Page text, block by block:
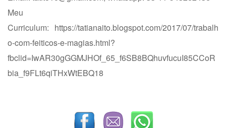
Meu
Curriculum: https://tatianaito.blogspot.com/2017/07/trabalh
o-com-feiticos-e-magias.html?
fbclid=IwAR30gGGMJHOf_65_f6SB8BQhuvfucuI85CCoR
bia_f9FLt6qiTHxWtEBQ18